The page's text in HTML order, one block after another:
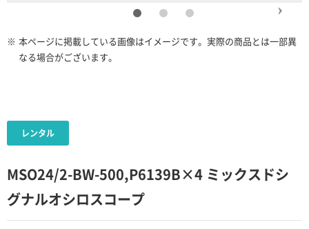
※ 本ページに掲載している画像はイメージです。実際の商品とは一部異
なる場合がございます。
MSO24/2-BW-500,P6139B×4 ミックスドシ
グナルオシロスコープ